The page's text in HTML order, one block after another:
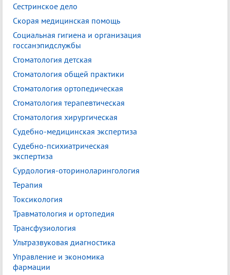
Сестринское дело
Скорая медицинская помощь
Социальная гигиена и организация
госсанэпидслужбы
Стоматология детская
Стоматология общей практики
Стоматология ортопедическая
Стоматология терапевтическая
Стоматология хирургическая
Судебно-медицинская экспертиза
Судебно-психиатрическая
экспертиза
Сурдология-оториноларингология
Терапия
Токсикология
Травматология и ортопедия
Трансфузиология
Ультразвуковая диагностика
Управление и экономика
фармации